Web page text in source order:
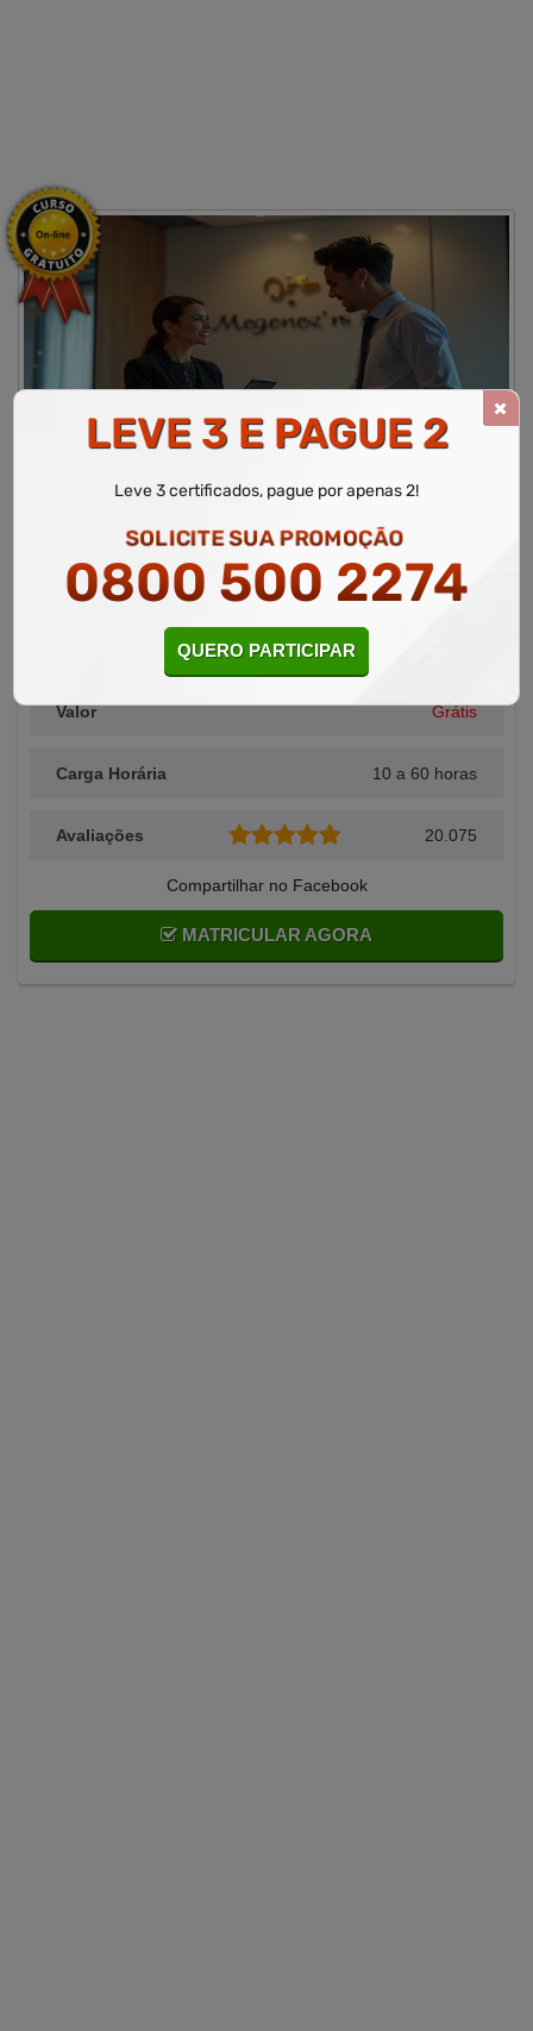
Área Relacionada Administração
Alunos Matriculados
Valor Grátis
Carga Horária 10 a 60 horas
Avaliações 20.075
Compartilhar no Facebook
MATRICULAR AGORA
WR Educacional Cursos
Área de Administração
Atendimento ao Público
LEVE 3 E PAGUE 2
Leve 3 certificados, pague por apenas 2!
SOLICITE SUA PROMOÇÃO
0800 500 2274
QUERO PARTICIPAR